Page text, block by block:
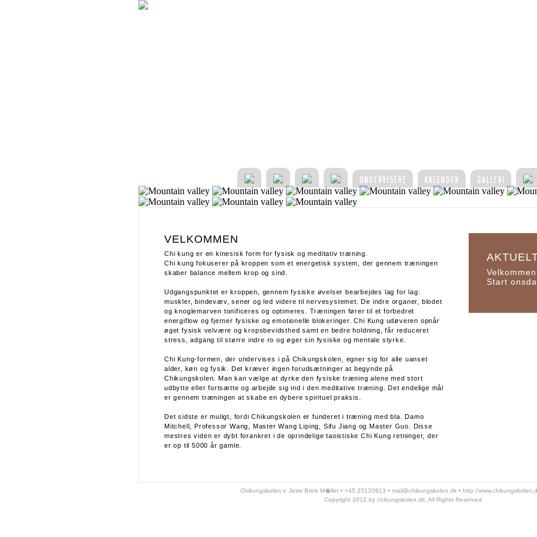
VELKOMMEN
Chi kung er en kinesisk form for fysisk og meditativ træning.
Chi kung fokuserer på kroppen som et energetisk system, der gennem træningen
skaber balance mellem krop og sind.
Udgangspunktet er kroppen, gennem fysiske øvelser bearbejdes lag for lag:
muskler, bindevæv, sener og led videre til nervesystemet. De indre organer, blodet
og knoglemarven tonificeres og optimeres. Træningen fører til et forbedret
energiflow og fjerner fysiske og emotionelle blokeringer. Chi Kung udøveren opnår
øget fysisk velvære og kropsbevidsthed samt en bedre holdning, får reduceret
stress, adgang til større indre ro og øger sin fysiske og mentale styrke.
Chi Kung-formen, der undervises i på Chikungskolen, egner sig for alle uanset
alder, køn og fysik. Det kræver ingen forudsætninger at begynde på
Chikungskolen. Man kan vælge at dyrke den fysiske træning alene med stort
udbytte eller fortsætte og arbejde sig ind i den meditative træning. Det endelige mål
er gennem træningen at skabe en dybere spirituel praksis.
Det sidste er muligt, fordi Chikungskolen er funderet i træning med bla. Damo
Mitchell, Professor Wang, Master Wang Liping, Sifu Jiang og Master Guo. Disse
mestres viden er dybt forankret i de oprindelige taoistiske Chi Kung retninger, der
er op til 5000 år gamle.
Start
Chikungskolen v. Jette Brink M�ller • +45 25120913 • mail@chikungskolen.dk • http://
Copyright 2012 by chikungskolen.dk. All Rights Reserved